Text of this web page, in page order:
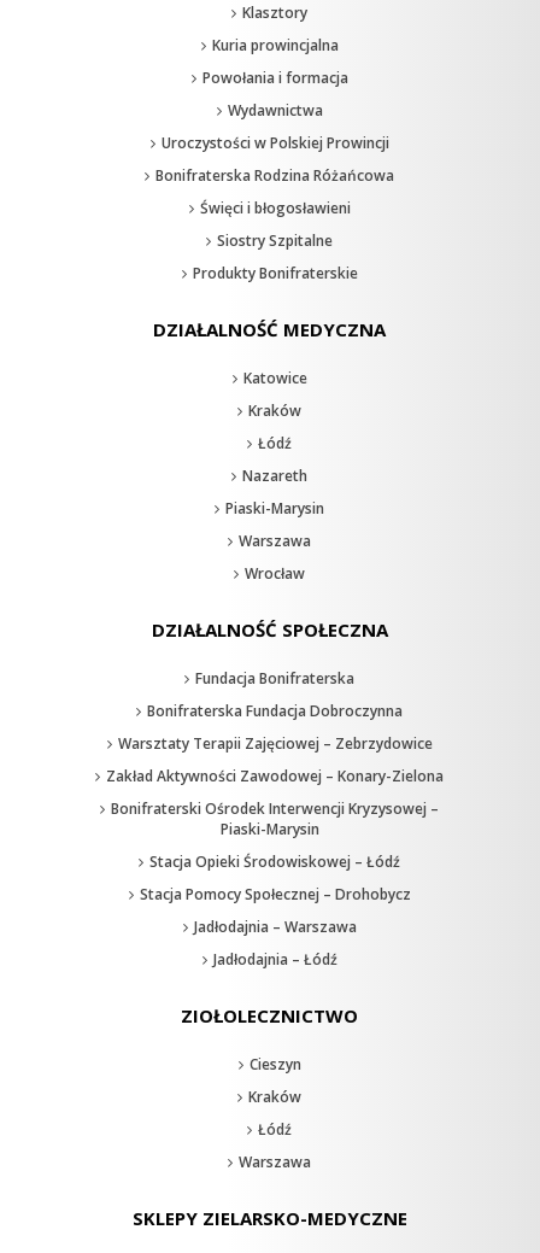
Klasztory
Kuria prowincjalna
Powołania i formacja
Wydawnictwa
Uroczystości w Polskiej Prowincji
Bonifraterska Rodzina Różańcowa
Święci i błogosławieni
Siostry Szpitalne
Produkty Bonifraterskie
DZIAŁALNOŚĆ MEDYCZNA
Katowice
Kraków
Łódź
Nazareth
Piaski-Marysin
Warszawa
Wrocław
DZIAŁALNOŚĆ SPOŁECZNA
Fundacja Bonifraterska
Bonifraterska Fundacja Dobroczynna
Warsztaty Terapii Zajęciowej – Zebrzydowice
Zakład Aktywności Zawodowej – Konary-Zielona
Bonifraterski Ośrodek Interwencji Kryzysowej –
Piaski-Marysin
Stacja Opieki Środowiskowej – Łódź
Stacja Pomocy Społecznej – Drohobycz
Jadłodajnia – Warszawa
Jadłodajnia – Łódź
ZIOŁOLECZNICTWO
Cieszyn
Kraków
Łódź
Warszawa
SKLEPY ZIELARSKO-MEDYCZNE